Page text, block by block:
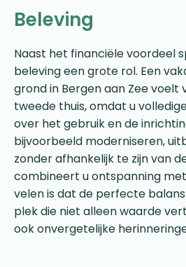
Beleving
Naast het financiële voordeel
beleving een grote rol. Een
grond in Bergen aan Zee voelt
tweede thuis, omdat u
over het gebruik en de
bijvoorbeeld moderniseren,
zonder afhankelijk te zijn van
combineert u ontspanning
velen is dat de perfecte
plek die niet alleen waarde
ook onvergetelijke